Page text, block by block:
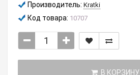
Производитель: Kratki
Код товара: 10707
В КОРЗИНУ